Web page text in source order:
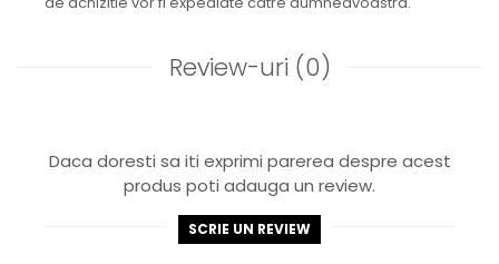
Review-uri (0)
Daca doresti sa iti exprimi parerea despre acest
produs poti adauga un review.
SCRIE UN REVIEW